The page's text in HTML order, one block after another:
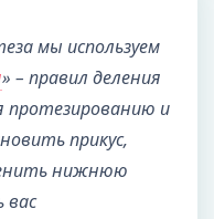
мы используем
» – правил деления
протезированию и
прикус,
нижнюю
вас